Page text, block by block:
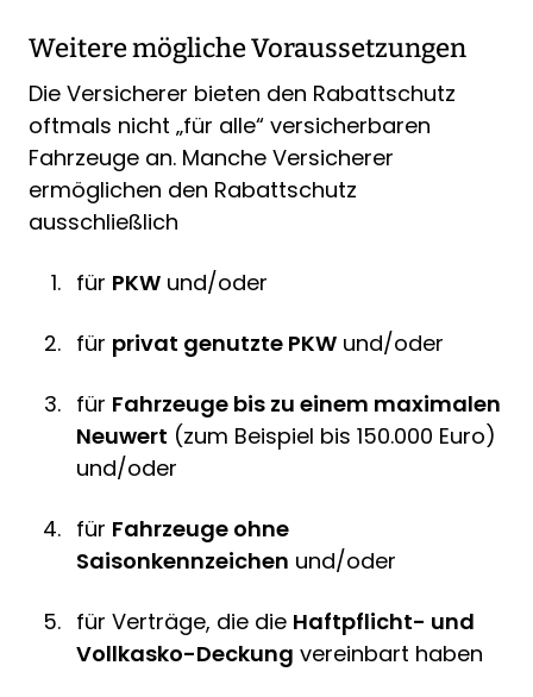
Weitere mögliche Voraussetzungen
Die Versicherer bieten den Rabattschutz
oftmals nicht „für alle“ versicherbaren
Fahrzeuge an. Manche Versicherer
ermöglichen den Rabattschutz
ausschließlich
für PKW und/oder
für privat genutzte PKW und/oder
für Fahrzeuge bis zu einem maximalen
Neuwert (zum Beispiel bis 150.000 Euro)
und/oder
für Fahrzeuge ohne
Saisonkennzeichen und/oder
für Verträge, die die Haftpflicht- und
Vollkasko-Deckung vereinbart haben